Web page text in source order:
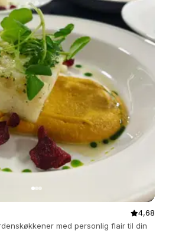
4,68
med personlig flair til din